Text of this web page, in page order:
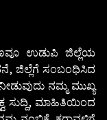
ಉಡುಪಿ ಜಿಲ್ಲೆಯ
ಜಿಲ್ಲೆಗೆ ಸಂಬಂಧಿಸಿದ
ನಮ್ಮ ಮುಖ್ಯ
ಸುದ್ದಿ, ಮಾಹಿತಿಯಿಂದ